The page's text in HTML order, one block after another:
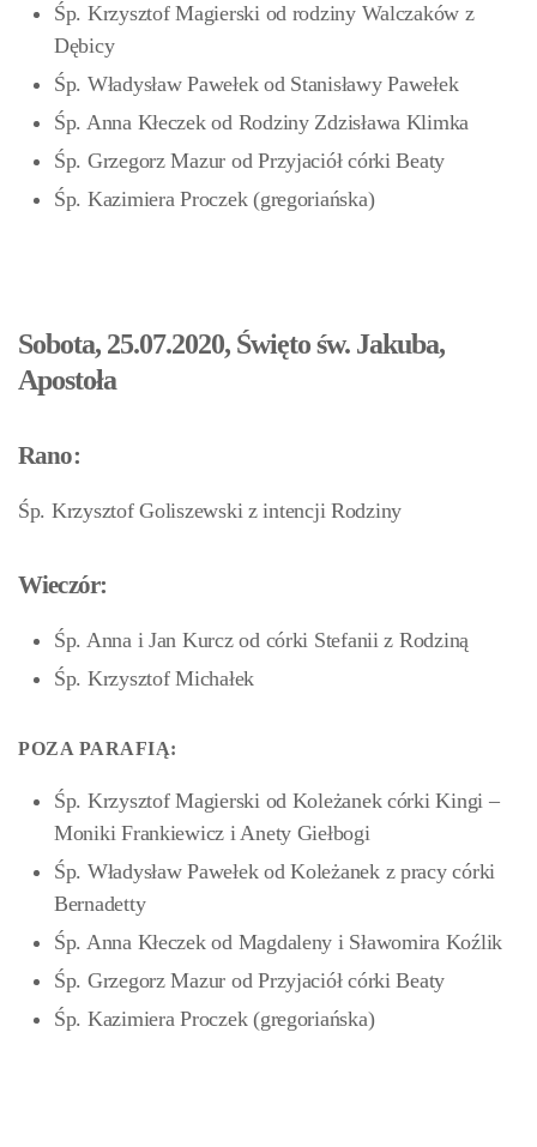
Śp. Krzysztof Magierski od rodziny Walczaków z
Dębicy
Śp. Władysław Pawełek od Stanisławy Pawełek
Śp. Anna Kłeczek od Rodziny Zdzisława Klimka
Śp. Grzegorz Mazur od Przyjaciół córki Beaty
Śp. Kazimiera Proczek (gregoriańska)
Sobota, 25.07.2020, Święto św. Jakuba,
Apostoła
Rano:
Śp. Krzysztof Goliszewski z intencji Rodziny
Wieczór:
Śp. Anna i Jan Kurcz od córki Stefanii z Rodziną
Śp. Krzysztof Michałek
POZA PARAFIĄ:
Śp. Krzysztof Magierski od Koleżanek córki Kingi –
Moniki Frankiewicz i Anety Giełbogi
Śp. Władysław Pawełek od Koleżanek z pracy córki
Bernadetty
Śp. Anna Kłeczek od Magdaleny i Sławomira Koźlik
Śp. Grzegorz Mazur od Przyjaciół córki Beaty
Śp. Kazimiera Proczek (gregoriańska)